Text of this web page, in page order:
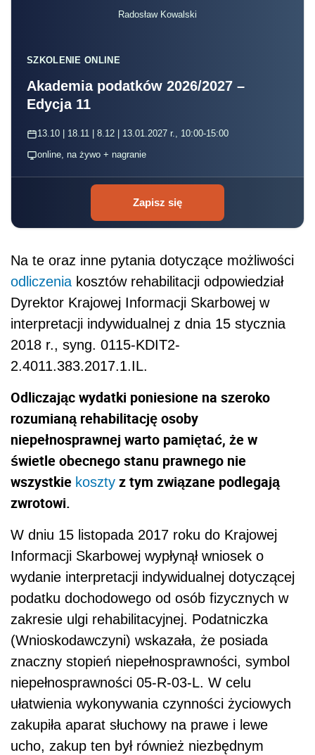
Radosław Kowalski
SZKOLENIE ONLINE
Akademia podatków 2026/2027 –
Edycja 11
13.10 | 18.11 | 8.12 | 13.01.2027 r., 10:00-15:00
online, na żywo + nagranie
Zapisz się
Na te oraz inne pytania dotyczące możliwości
odliczeniakosztów rehabilitacji odpowiedział
Dyrektor Krajowej Informacji Skarbowej w
interpretacji indywidualnej z dnia 15 stycznia
2018 r., syng. 0115-KDIT2-
2.4011.383.2017.1.IL.
Odliczając wydatki poniesione na szeroko
rozumianą rehabilitację osoby
niepełnosprawnej warto pamiętać, że w
świetle obecnego stanu prawnego nie
wszystkie koszty z tym związane podlegają
zwrotowi.
W dniu 15 listopada 2017 roku do Krajowej
Informacji Skarbowej wypłynął wniosek o
wydanie interpretacji indywidualnej dotyczącej
podatku dochodowego od osób fizycznych w
zakresie ulgi rehabilitacyjnej. Podatniczka
(Wnioskodawczyni) wskazała, że posiada
znaczny stopień niepełnosprawności, symbol
niepełnosprawności 05-R-03-L. W celu
ułatwienia wykonywania czynności życiowych
zakupiła aparat słuchowy na prawe i lewe
ucho, zakup ten był również niezbędnym